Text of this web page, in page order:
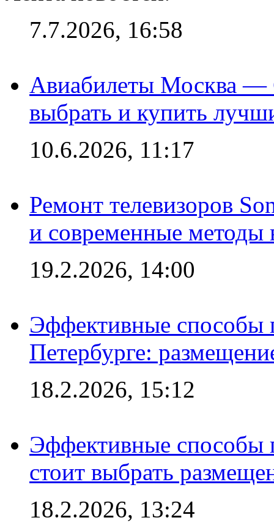
7.7.2026, 16:58
Авиабилеты Москва —
выбрать и купить
10.6.2026, 11:17
Ремонт телевизоров
и современные методы
19.2.2026, 14:00
Эффективные способы
Петербурге:
18.2.2026, 15:12
Эффективные способы
стоит выбрать
18.2.2026, 13:24